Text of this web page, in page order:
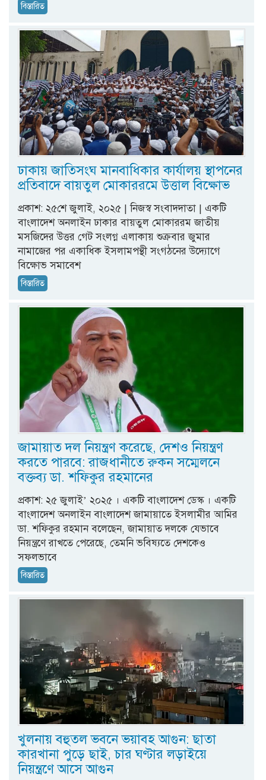
বিস্তারিত
ঢাকায় জাতিসংঘ মানবাধিকার কার্যালয় স্থাপনের
প্রতিবাদে বায়তুল মোকাররমে উত্তাল বিক্ষোভ
প্রকাশ: ২৫শে জুলাই, ২০২৫ | নিজস্ব সংবাদদাতা | একটি
বাংলাদেশ অনলাইন ঢাকার বায়তুল মোকাররম জাতীয়
মসজিদের উত্তর গেট সংলগ্ন এলাকায় শুক্রবার জুমার
নামাজের পর একাধিক ইসলামপন্থী সংগঠনের উদ্যোগে
বিক্ষোভ সমাবেশ
বিস্তারিত
জামায়াত দল নিয়ন্ত্রণ করেছে, দেশও নিয়ন্ত্রণ
করতে পারবে: রাজধানীতে রুকন সম্মেলনে
বক্তব্য ডা. শফিকুর রহমানের
প্রকাশ: ২৫ জুলাই’ ২০২৫ । একটি বাংলাদেশ ডেস্ক । একটি
বাংলাদেশ অনলাইন বাংলাদেশ জামায়াতে ইসলামীর আমির
ডা. শফিকুর রহমান বলেছেন, জামায়াত দলকে যেভাবে
নিয়ন্ত্রণে রাখতে পেরেছে, তেমনি ভবিষ্যতে দেশকেও
সফলভাবে
বিস্তারিত
খুলনায় বহুতল ভবনে ভয়াবহ আগুন: ছাতা
কারখানা পুড়ে ছাই, চার ঘণ্টার লড়াইয়ে
নিয়ন্ত্রণে আসে আগুন